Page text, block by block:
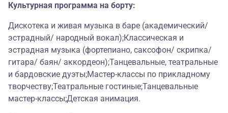
Культурная программа на борту:
Дискотека и живая музыка в баре (академический/
эстрадный/ народный вокал);Классическая и
эстрадная музыка (фортепиано, саксофон/ скрипка/
гитара/ баян/ аккордеон);Танцевальные, театральные
и бардовские дуэты;Мастер-классы по прикладному
творчеству;Театральные гостиные;Танцевальные
мастер-классы;Детская анимация.